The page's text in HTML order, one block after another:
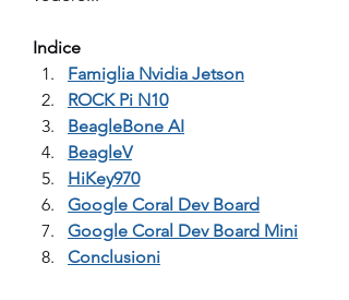
Indice
Famiglia Nvidia Jetson
ROCK Pi N10
BeagleBone AI
BeagleV
HiKey970
Google Coral Dev Board
Google Coral Dev Board Mini
Conclusioni